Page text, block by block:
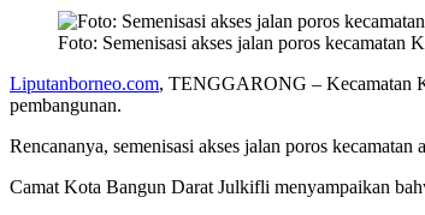
Foto: Semenisasi akses jalan poros kecamatan
Liputanborneo.com, TENGGARONG – Kecamatan
pembangunan.
Rencananya, semenisasi akses jalan poros
Camat Kota Bangun Darat Julkifli menyampaikan